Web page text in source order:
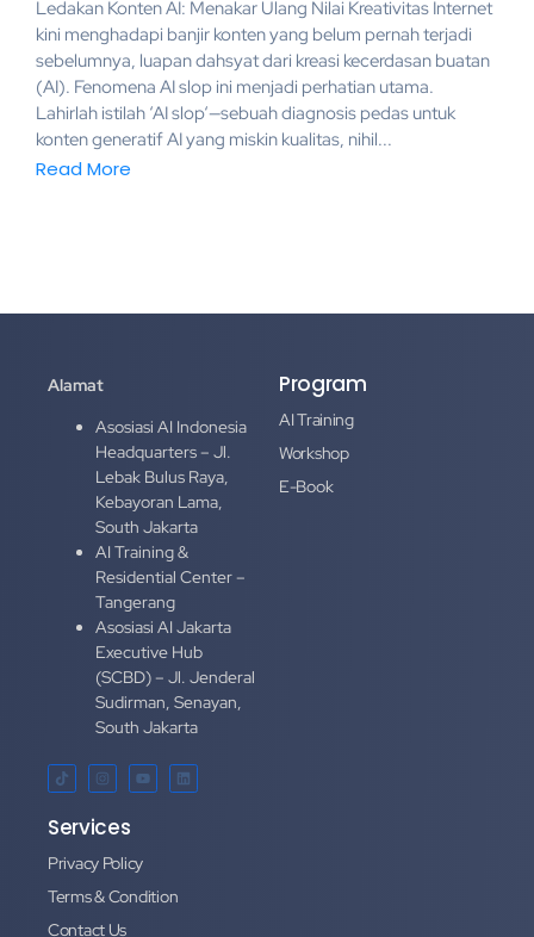
Ledakan Konten AI: Menakar Ulang Nilai Kreativitas Internet
kini menghadapi banjir konten yang belum pernah terjadi
sebelumnya, luapan dahsyat dari kreasi kecerdasan buatan
(AI). Fenomena AI slop ini menjadi perhatian utama.
Lahirlah istilah ‘AI slop‘—sebuah diagnosis pedas untuk
konten generatif AI yang miskin kualitas, nihil...
Read More
Alamat
Asosiasi AI Indonesia
Headquarters – Jl.
Lebak Bulus Raya,
Kebayoran Lama,
South Jakarta
AI Training &
Residential Center –
Tangerang
Asosiasi AI Jakarta
Executive Hub
(SCBD) – Jl. Jenderal
Sudirman, Senayan,
South Jakarta
Program
AI Training
Workshop
E-Book
Services
Privacy Policy
Terms & Condition
Contact Us